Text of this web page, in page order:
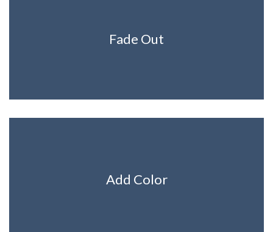
Fade Out
Add Color